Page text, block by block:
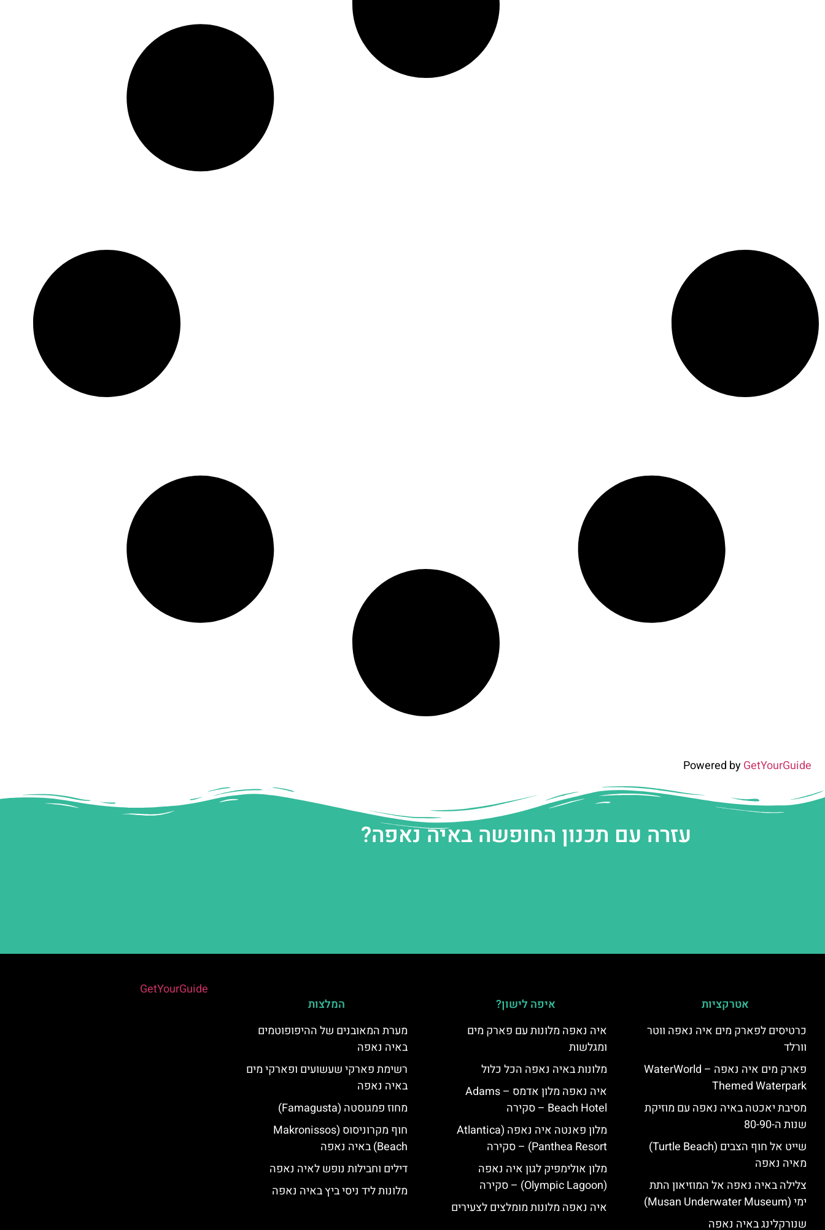
Powered byGetYourGuide
עזרה עם תכנון החופשה באיה נאפה?
אטרקציות
כרטיסים לפארק מים איה נאפה ווטר
וורלד
פארק מים איה נאפה – ‪‪WaterWorld
Themed Waterpark‬‬
מסיבת יאכטה באיה נאפה עם מוזיקת
שנות ה-80-90
שייט אל חוף הצבים (Turtle Beach)
מאיה נאפה
צלילה באיה נאפה אל המוזיאון התת
ימי (Musan Underwater Museum)
שנורקלינג באיה נאפה
איפה לישון?
איה נאפה מלונות עם פארק מים
ומגלשות
מלונות באיה נאפה הכל כלול
איה נאפה מלון אדמס – Adams
Beach Hotel – סקירה
מלון פאנטה איה נאפה (Atlantica
Panthea Resort) – סקירה
מלון אולימפיק לגון איה נאפה
(Olympic Lagoon) – סקירה
איה נאפה מלונות מומלצים לצעירים
המלצות
מערת המאובנים של ההיפופוטמים
באיה נאפה
רשימת פארקי שעשועים ופארקי מים
באיה נאפה
מחוז פמגוסטה (Famagusta)
חוף מקרוניסוס (Makronissos
Beach) באיה נאפה
דילים וחבילות נופש לאיה נאפה
מלונות ליד ניסי ביץ באיה נאפה
GetYourGuide